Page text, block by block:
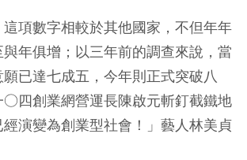
項數字相較於其他國家，不但年年
年俱增；以三年前的調查來說，當
已達七成五，今年則正式突破八
○四創業網營運長陳啟元斬釘截鐵地
演變為創業型社會！」藝人林美貞